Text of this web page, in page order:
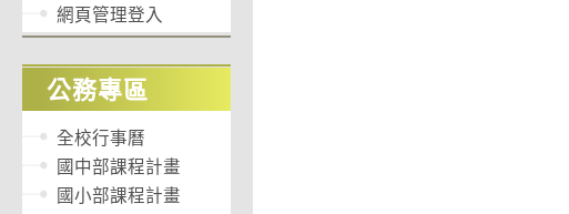
網頁管理登入
公務專區
全校行事曆
國中部課程計畫
國小部課程計畫